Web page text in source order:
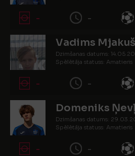
- -
Vadims
Dzimšanas datums:
Spēlētāja statuss: Amatieris
- -
Domeniks
Dzimšanas datums:
Spēlētāja statuss: Amatieris
- -